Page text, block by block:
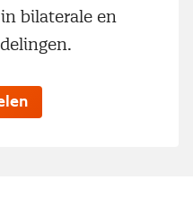
bilaterale en